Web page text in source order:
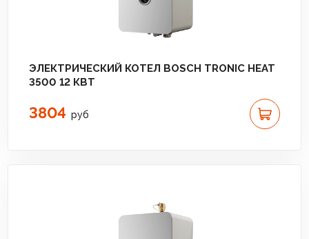
ЭЛЕКТРИЧЕСКИЙ КОТЕЛ BOSCH TRONIC HEAT
3500 12 КВТ
3804 руб